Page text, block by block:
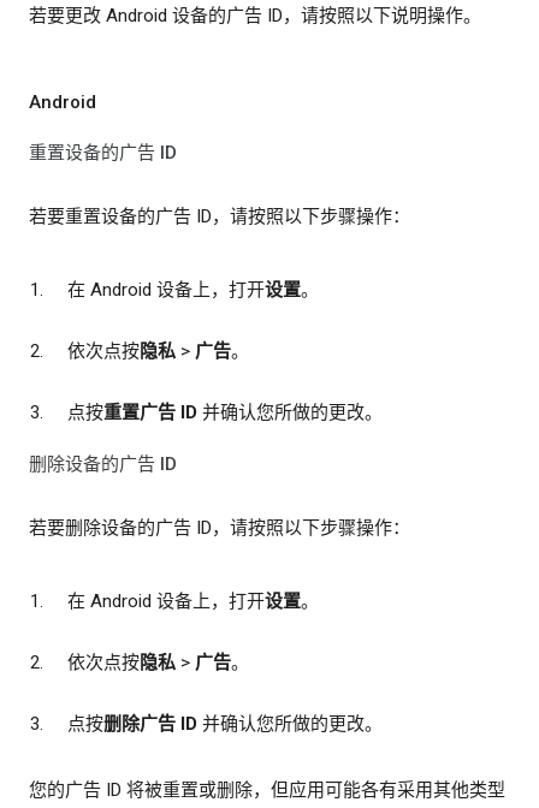
若要更改 Android 设备的广告 ID，请按照以下说明操作。
Android
重置设备的广告 ID
若要重置设备的广告 ID，请按照以下步骤操作：
在 Android 设备上，打开设置。
依次点按隐私 > 广告。
点按重置广告 ID 并确认您所做的更改。
删除设备的广告 ID
若要删除设备的广告 ID，请按照以下步骤操作：
在 Android 设备上，打开设置。
依次点按隐私 > 广告。
点按删除广告 ID 并确认您所做的更改。
您的广告 ID 将被重置或删除，但应用可能各有采用其他类型